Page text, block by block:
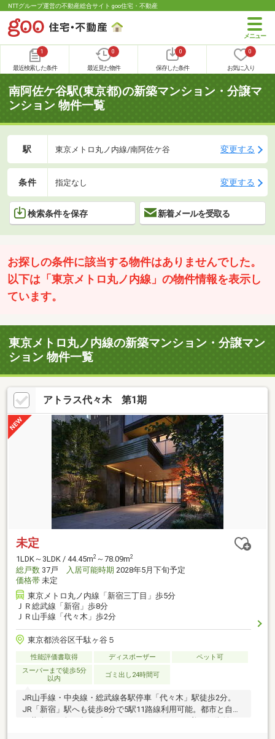
NTTグループ運営の不動産総合サイト goo住宅・不動産
1
最近検索した条件
0
最近見た物件
0
保存した条件
0
お気に入り
南阿佐ケ谷駅(東京都)の新築マンション・分譲マ
ンション 物件一覧
駅 東京メトロ丸ノ内線/南阿佐ケ谷 変更する
条件 指定なし 変更する
検索条件を保存 新着メールを受取る
お探しの条件に該当する物件はありませんでした。
以下は「東京メトロ丸ノ内線」の物件情報を表示し
ています。
東京メトロ丸ノ内線の新築マンション・分譲マン
ション 物件一覧
アトラス代々木 第1期
未定
1LDK～3LDK / 44.45m2 ～78.09m2
総戸数 37戸 入居可能時期 2028年5月下旬予定
価格帯 未定
東京メトロ丸ノ内線「新宿三丁目」歩5分
ＪＲ総武線「新宿」歩8分
ＪＲ山手線「代々木」歩2分
東京都渋谷区千駄ヶ谷５
性能評価書取得 ディスポーザー
ペット可
スーパーまで徒歩5分
以内
ゴミ出し24時間可
JR山手線・中央線・総武線各駅停車「代々木」駅徒歩2分。
JR「新宿」駅へも徒歩8分で5駅11路線利用可能。都市と自然